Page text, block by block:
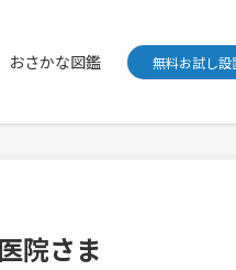
おさかな図鑑 無料お試し設
院さま